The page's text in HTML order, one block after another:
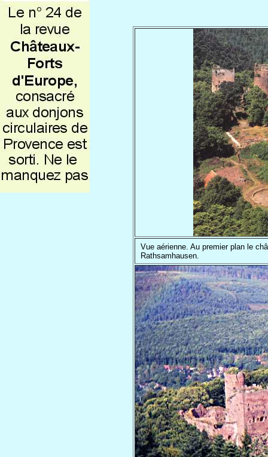
Vue aérienne. Au premier plan le
Rathsamhausen.